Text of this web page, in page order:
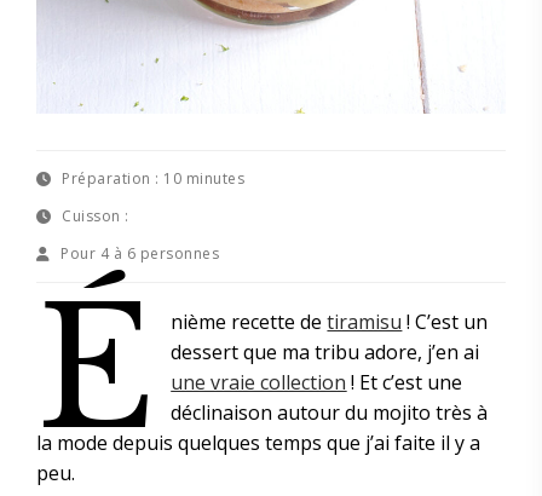
Préparation : 10 minutes
Cuisson :
Pour 4 à 6 personnes
É nième recette detiramisu ! C’est un
dessert que ma tribu adore, j’en ai
une vraie collection ! Et c’est une
déclinaison autour du mojito très à
la mode depuis quelques temps que j’ai faite il y a
peu.